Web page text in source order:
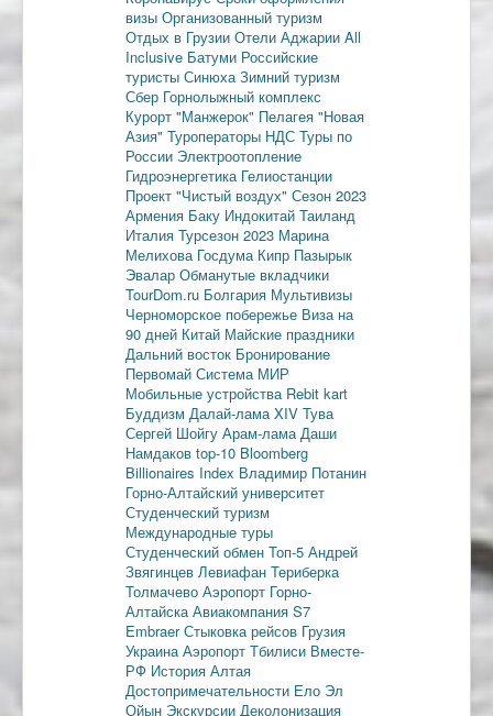
визы Организованный туризм
Отдых в Грузии Отели Аджарии All
Inclusive Батуми Российские
туристы Синюха Зимний туризм
Сбер Горнолыжный комплекс
Курорт "Манжерок" Пелагея "Новая
Азия" Туроператоры НДС Туры по
России Электроотопление
Гидроэнергетика Гелиостанции
Проект "Чистый воздух" Сезон 2023
Армения Баку Индокитай Таиланд
Италия Турсезон 2023 Марина
Мелихова Госдума Кипр Пазырык
Эвалар Обманутые вкладчики
TourDom.ru Болгария Мультивизы
Черноморское побережье Виза на
90 дней Китай Майские праздники
Дальний восток Бронирование
Первомай Система МИР
Мобильные устройства Rebit kart
Буддизм Далай-лама XIV Тува
Сергей Шойгу Арам-лама Даши
Намдаков top-10 Bloomberg
Billionaires Index Владимир Потанин
Горно-Алтайский университет
Студенческий туризм
Международные туры
Студенческий обмен Топ-5 Андрей
Звягинцев Левиафан Териберка
Толмачево Аэропорт Горно-
Алтайска Авиакомпания S7
EmbraerСтыковка рейсов Грузия
Украина Аэропорт Тбилиси Вместе-
РФ История Алтая
Достопримечательности Ело Эл
Ойын Экскурсии Деколонизация